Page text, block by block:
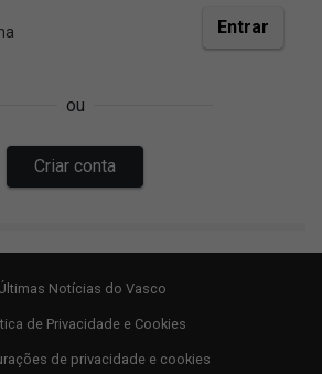
Últimas Notícias do Vasco
de Privacidade e Cookies
de privacidade e cookies